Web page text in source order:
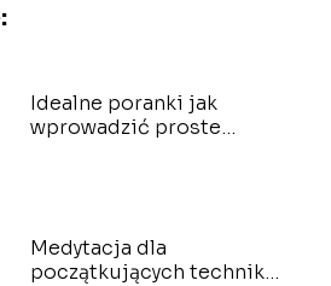
Idealne poranki jak
wprowadzić proste
Medytacja dla
początkujących techniki